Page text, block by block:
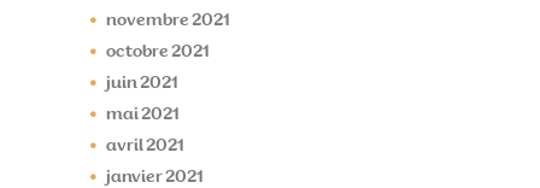
novembre 2021
octobre 2021
juin2021
mai2021
avril2021
janvier2021